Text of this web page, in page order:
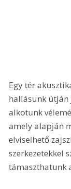
Egy tér
hallásunk útján
alkotunk
amely alapján
elviselhető
szerkezetekkel
támaszthatunk